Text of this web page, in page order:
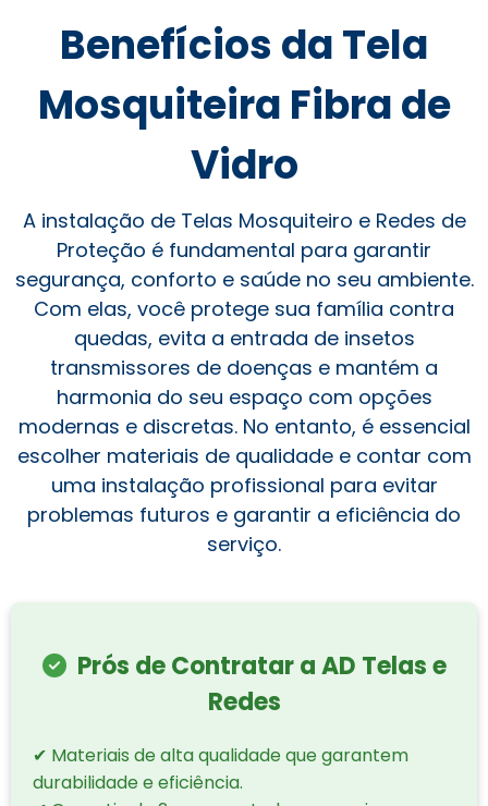
Benefícios da Tela
Mosquiteira Fibra de
Vidro
A instalação de Telas Mosquiteiro e Redes de
Proteção é fundamental para garantir
segurança, conforto e saúde no seu ambiente.
Com elas, você protege sua família contra
quedas, evita a entrada de insetos
transmissores de doenças e mantém a
harmonia do seu espaço com opções
modernas e discretas. No entanto, é essencial
escolher materiais de qualidade e contar com
uma instalação profissional para evitar
problemas futuros e garantir a eficiência do
serviço.
Prós de Contratar a AD Telas e
Redes
✔ Materiais de alta qualidade que garantem
durabilidade e eficiência.